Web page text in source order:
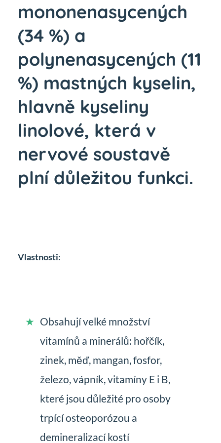
mononenasycených
(34 %) a
polynenasycených (11
%) mastných kyselin,
hlavně kyseliny
linolové, která v
nervové soustavě
plní důležitou funkci.
Vlastnosti:
Obsahují velké množství
vitamínů a minerálů: hořčík,
zinek, měď, mangan, fosfor,
železo, vápník, vitamíny E i B,
které jsou důležité pro osoby
trpící osteoporózou a
demineralizací kostí